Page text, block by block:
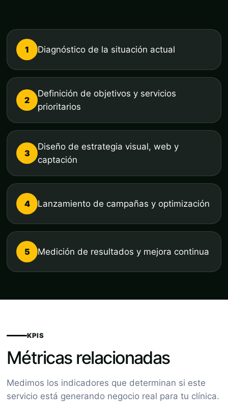
1 Diagnóstico de la situación actual
2
Definición de objetivos y servicios
prioritarios
3
Diseño de estrategia visual, web y
captación
4 Lanzamiento de campañas y optimización
5 Medición de resultados y mejora continua
KPIS
Métricas relacionadas
Medimos los indicadores que determinan si este
servicio está generando negocio real para tu clínica.